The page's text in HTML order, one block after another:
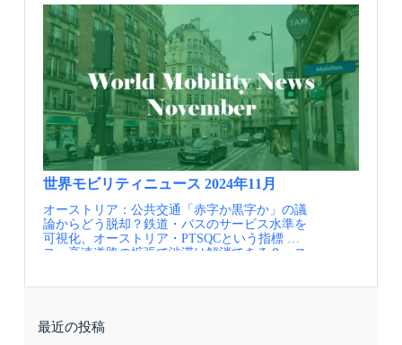
た。この空間は、歩行者、自転車などが利用で
きるだけではなく、乗馬にて通行することもで
きます。バス停への徒歩・自転車によるアクセ
スはもちろんのこと、緑と触れ合えるレクリエ
ーション空間として、地域価値の向上に寄与し
ています。 これらは市民の生活に大きな変化を
もたらしただけでなく、新たな住宅開発にもつ
ながり地域の発展を支えています。様々な形で
地域に貢献したことで、ガイドウェイバスは地
域のシンボル的存在としても親しまれていま
す。 また、ガイドウェイバスの整備と併せて、
地元行政当局により都市の幹線的なバス路線の
サービス向上を図るため、「マンチェスターバ
され、ガイドウェイバスもその一部として整備
されました。ガイドウェイ区間を利用してリー
及びアザートンからマンチェスター中心部を経
て王立病院まで至るV1及びV2系統はこのプログ
ーズに段差なく正着（出典②） マンチェスター
により、公共が経営する、安定して信頼性の高
いサービスであること、また自分たちの交通で
あることを住民に印象付けています。 バスの
統合においては、バスネットワークを行政の管
理下に置くことで住民の移動に必要なサービス
を確保するべく、バスのフランチャイズ化が提
言されました。2023年から3段階を経て、2025
年3月にグレーター・マンチェスター内の全て
のバス路線がフランチャイズ化され、バスと
MetrolinkのBee Networkへの統合が完了しまし
た。現在では、バスとMetrolinkでは運賃（初乗
り￡2）の統合や、共通の非接触決済の導入が
実現しています。 TfGMが策定している交通
戦略では、2040年にマイカーとそれ以外の分担
率を各50%にすることを目指しています。具体
的な施策としては、主要な放射・環状路線で最
大12分間隔のバスサービスを供給すること、平
日は全人口の90%に対し、自宅から400m以内の
す。 「Bee Network」の一員であるトラム・バ
も整備されています。これらのバスターミナル
はまだ地価が安かった時代に、中心部の開発と
併せて設置されたものが多く、結節点を中心に
まちが形成されています。中には、公共施設の
移転で空いた、より便利な土地に移転した例も
あります。 近年では、バスターミナルのリニ
ューアルも進められています。マンチェスター
南部のStockportでは、2024年に住宅再開発とセ
ットで新しいバスターミナルが建設されまし
た。1億4000万ポンドが投じられた新しいバス
ターミナルは2層建てで、下層には19のバスバ
ースと待合所、チケット売り場、売店があり、
上層には鉄道駅や川沿いに接続する歩行空間と
月には、トラムの乗り入れ計画が発表されまし
た。 鉄道用地を活用したガイドウェイ軌道と
MUP リニューアルされたStockport Interchange
は、広い待合空間を備えたバスターミナルと住
外の光を多く取り入れるガラス張りの構造で統
務を民間のバス事業者に委託する形式を取るよ
うになりました。路線やサービスレベル、運賃
は引き続き公共管理で、市民目線からは統一的
な公的サービスとして運行されていながら、入
札によって事業者間の健全な競争を取り入れて
います。このバス事業や地下鉄など都市内の公
共交通事業を一元的に経営する組織として
TfL（Transport for London）を2000年に設立
し、現在に至っています。 一方、ロンドン以
外の地方都市では民間開放により一部の高需要
路線へのサービスの集中と、定時性や乗務員の
対応などの面の品質が低下するといった、民間
開放の副作用ともいうべき状況が各地でも問題
となってきました。このような実態を踏まえ、
2017年にはロンドン以外でもフランチャイズ方
式を可能とするバスサービス法が成立しロンド
ン以外でも再びバスを公営化するための法整備
がなされました。その後2024年の政権交代で労
バス事業者に運行を委託しています。 入札は
世界モビリティニュース 2024年11月
オーストリア：公共交通「赤字か黒字か」の議
論からどう脱却？鉄道・バスのサービス水準を
可視化、オーストリア・PTSQCという指標 スイ
ス：高速道路の拡張で渋滞は解消できる？ ス
Pollution levels fall in Glasgow after launch of low-
最近の投稿